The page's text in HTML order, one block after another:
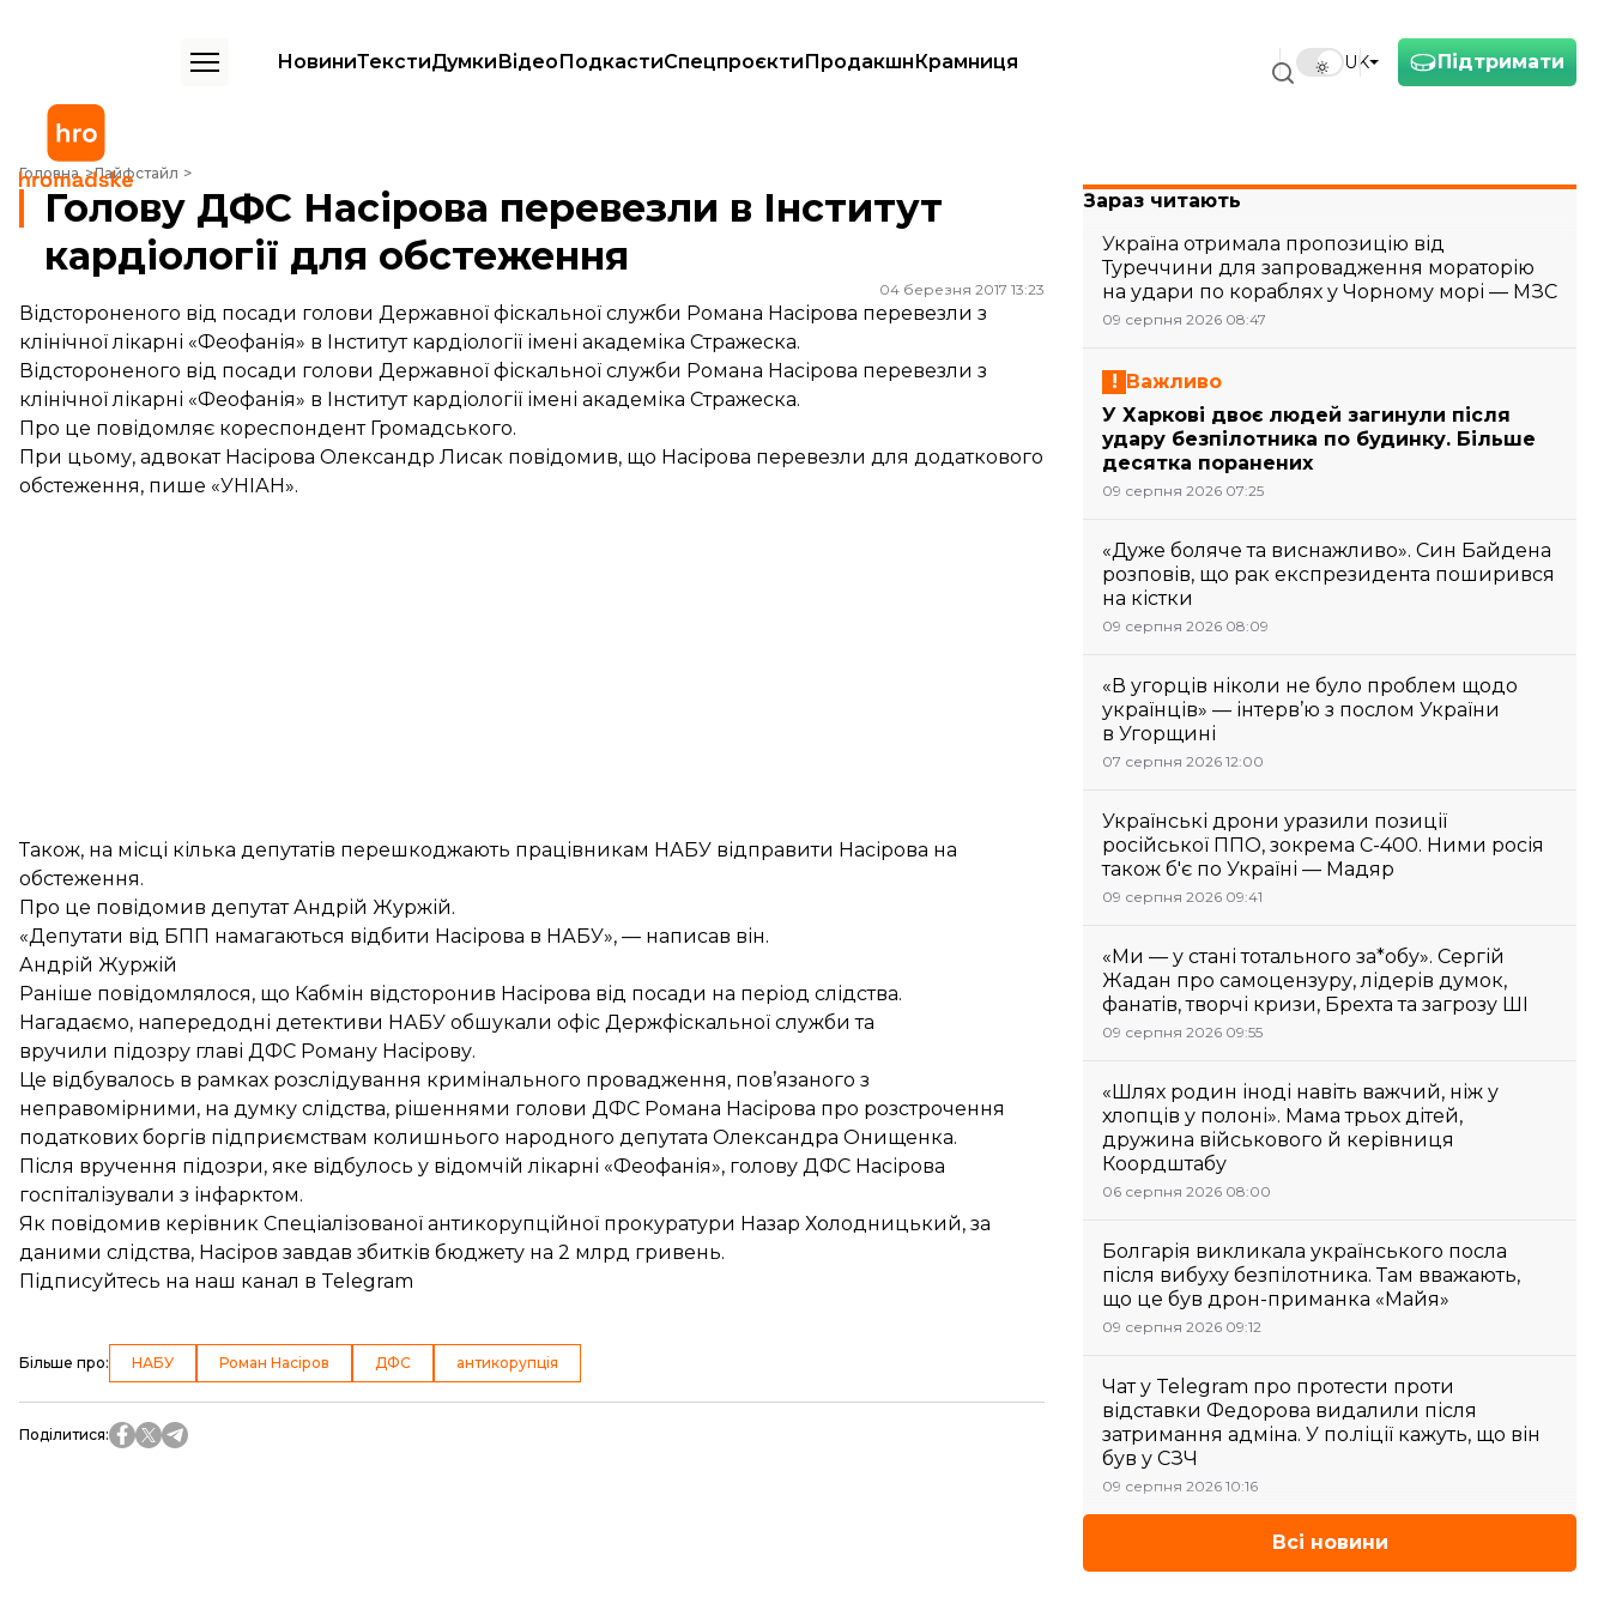
Підтримати
UK
НовиниТекстиДумкиВідеоПодкастиСпецпроєктиПродакшнКрамниця
Головна Лайфстайл
Голову ДФС Насірова перевезли в Інститут кардіології для обстеження
Голову ДФС Насірова перевезли в Інститут
кардіології для обстеження
04 березня 2017 13:23
Відстороненого від посади голови Державної фіскальної служби Романа Насірова перевезли з
клінічної лікарні «Феофанія» в Інститут кардіології імені академіка Стражеска.
Відстороненого від посади голови Державної фіскальної служби Романа Насірова перевезли з
клінічної лікарні «Феофанія» в Інститут кардіології імені академіка Стражеска.
Про це повідомляє кореспондент Громадського.
При цьому, адвокат Насірова Олександр Лисак повідомив, що Насірова перевезли для додаткового
обстеження, пише «УНІАН».
Також, на місці кілька депутатів перешкоджають працівникам НАБУ відправити Насірова на
обстеження.
Про це повідомив депутат Андрій Журжій.
«Депутати від БПП намагаються відбити Насірова в НАБУ», — написав він.
Андрій Журжій
Раніше повідомлялося, що Кабмін відсторонив Насірова від посади на період слідства.
Нагадаємо, напередодні детективи НАБУ обшукали офіс Держфіскальної служби та
вручили підозру главі ДФС Роману Насірову.
Це відбувалось в рамках розслідування кримінального провадження, пов’язаного з
неправомірними, на думку слідства, рішеннями голови ДФС Романа Насірова про розстрочення
податкових боргів підприємствам колишнього народного депутата Олександра Онищенка.
Після вручення підозри, яке відбулось у відомчій лікарні «Феофанія», голову ДФС Насірова
госпіталізували з інфарктом.
Як повідомив керівник Спеціалізованої антикорупційної прокуратури Назар Холодницький, за
даними слідства, Насіров завдав збитків бюджету на 2 млрд гривень.
Підписуйтесь на наш канал в Telegram
Більше про: НАБУ Роман Насіров ДФС антикорупція
Поділитися:
Зараз читають
Україна отримала пропозицію від
Туреччини для запровадження мораторію
на удари по кораблях у Чорному морі — МЗС
09 серпня 2026 08:47
Важливо
У Харкові двоє людей загинули після
удару безпілотника по будинку. Більше
десятка поранених
09 серпня 2026 07:25
«Дуже боляче та виснажливо». Син Байдена
розповів, що рак експрезидента поширився
на кістки
09 серпня 2026 08:09
«В угорців ніколи не було проблем щодо
українців» — інтерв’ю з послом України
в Угорщині
07 серпня 2026 12:00
Українські дрони уразили позиції
російської ППО, зокрема С-400. Ними росія
також б'є по Україні — Мадяр
09 серпня 2026 09:41
«Ми — у стані тотального за*обу». Сергій
Жадан про самоцензуру, лідерів думок,
фанатів, творчі кризи, Брехта та загрозу ШІ
09 серпня 2026 09:55
«Шлях родин іноді навіть важчий, ніж у
хлопців у полоні». Мама трьох дітей,
дружина військового й керівниця
Коордштабу
06 серпня 2026 08:00
Болгарія викликала українського посла
після вибуху безпілотника. Там вважають,
що це був дрон-приманка «Майя»
09 серпня 2026 09:12
Чат у Telegram про протести проти
відставки Федорова видалили після
затримання адміна. У по.ліції кажуть, що він
був у СЗЧ
09 серпня 2026 10:16
Всі новини